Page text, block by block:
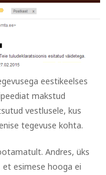
eestikeelses
makstud
vestlusele, kus
tegevuse kohta.
Andres, üks
et esimese hooga ei